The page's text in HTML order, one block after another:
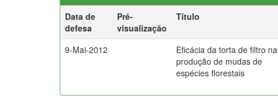
Data de
defesa
Pré-
visualização
Título
9-Mai-2012
Eficácia da torta de filtro na
produção de mudas de
espécies florestais